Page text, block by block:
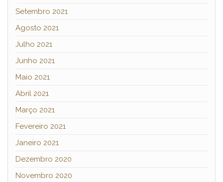
Setembro 2021
Agosto 2021
Julho 2021
Junho 2021
Maio 2021
Abril 2021
Março 2021
Fevereiro 2021
Janeiro 2021
Dezembro 2020
Novembro 2020